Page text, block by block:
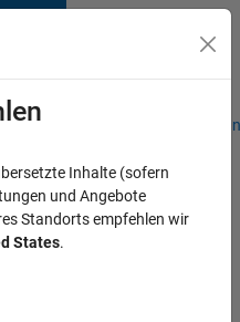
Inhalte (sofern
und Angebote
Standorts empfehlen wir
States.